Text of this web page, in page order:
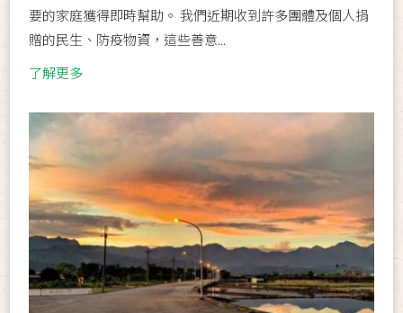
要的家庭獲得即時幫助。 我們近期收到許多團體及個人捐
贈的民生、防疫物資，這些善意...
了解更多